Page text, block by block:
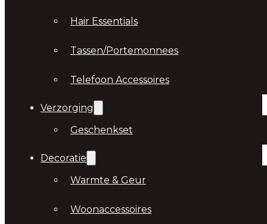
Hair Essentials
Tassen/Portemonnees
Telefoon Accessoires
Verzorging
Geschenkset
Decoratie
Warmte & Geur
Woonaccessoires